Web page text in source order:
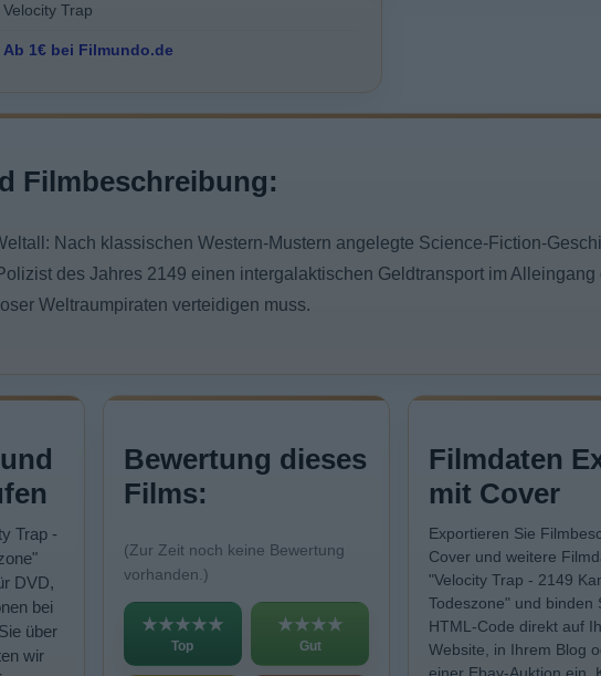
Velocity Trap
Ab 1€ bei Filmundo.de
Filmbeschreibung:
Nach klassischen Western-Mustern angelegte Science-Fiction-
des Jahres 2149 einen intergalaktischen Geldtransport im Alleingang
Weltraumpiraten verteidigen muss.
Trap -
DVD,
bei
über
wir
Bewertung dieses
Films:
(Zur Zeit noch keine Bewertung
vorhanden.)
★★★★★
Top
★★★★
Gut
Filmdaten
mit Cover
Exportieren Sie
Cover und weitere
"Velocity Trap - 2149
Todeszone" und binden
HTML-Code direkt auf
Website, in Ihrem Blog